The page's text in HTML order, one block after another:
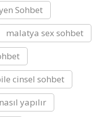
Sohbet
malatya sex sohbet
cinsel sohbet
yapılır